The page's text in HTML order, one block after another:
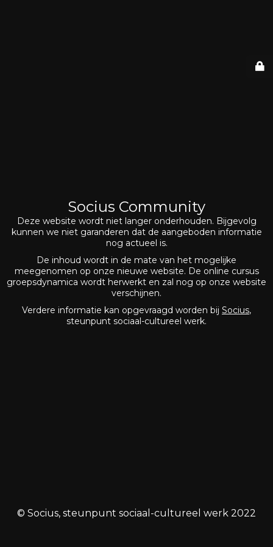
Socius Community
Deze website wordt niet langer onderhouden. Bijgevolg
kunnen we niet garanderen dat de aangeboden informatie
nog actueel is.
De inhoud wordt in de mate van het mogelijke
meegenomen op onze nieuwe website. De online cursus
groepsdynamica wordt herwerkt en zal nog op onze website
verschijnen.
Verdere informatie kan opgevraagd worden bij Socius,
steunpunt sociaal-cultureel werk.
© Socius, steunpunt sociaal-cultureel werk 2022